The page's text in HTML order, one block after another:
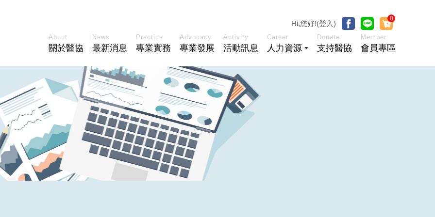
About
關於醫協
News
最新消息
Practice
專業實務
Advocacy
專業發展
Activity
活動訊息
Career
人力資源
Donate
支持醫協
Member
會員專區
Hi,您好!(登入)
0